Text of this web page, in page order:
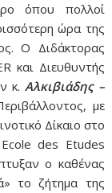
όπου πολλοί
ώρα της
. Ο Διδάκτορας
και Διευθυντής
κ.Αλκιβιάδης –
με
Δίκαιο στο
Ecole des Etudes
ο καθένας
το ζήτημα της